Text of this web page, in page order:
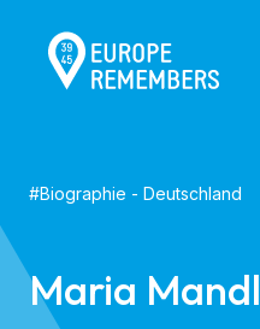
#Biographie - Deutschland
Maria Mandl